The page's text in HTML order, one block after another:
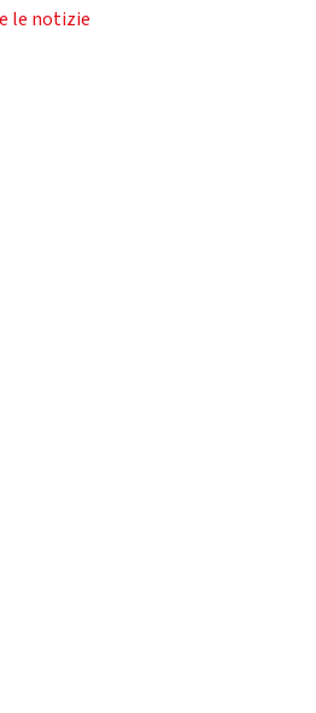
le notizie